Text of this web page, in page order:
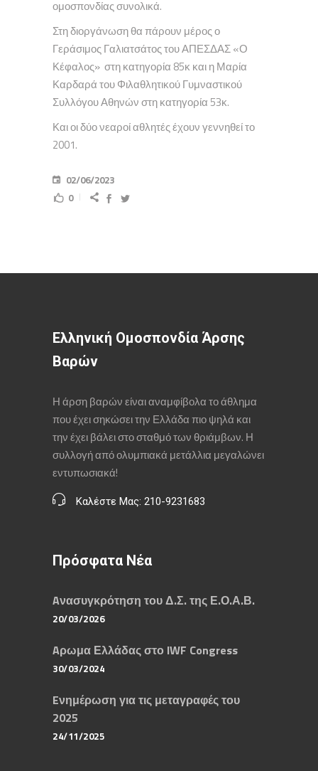
ομοσπονδίας συνολικά.
Στη διοργάνωση θα πάρουν μέρος ο
Γεράσιμος Γαλιατσάτος του ΑΠΕΣΔΑΣ «Ο
Κέφαλος» στη κατηγορία 85κ και η Μαρία
Καρδαρά του Φιλαθλητικού Γυμναστικού
Συλλόγου Αθηνών στη κατηγορία 53κ.
Και οι δύο νεαροί αθλητές έχουν γεννηθεί το
2001.
02/06/2023
0
Ελληνική Ομοσπονδία Άρσης
Βαρών
Η άρση βαρών είναι αναμφίβολα το άθλημα
που έχει σηκώσει την Ελλάδα πιο ψηλά και
την έχει βάλει στο σταθμό των θριάμβων. Η
συλλογή από ολυμπιακά μετάλλια μεγαλώνει
εντυπωσιακά!
Καλέστε Μας: 210-9231683
Πρόσφατα Νέα
Aνασυγκρότηση του Δ.Σ. της Ε.Ο.Α.Β.
20/03/2026
Aρωμα Ελλάδας στο IWF Congress
30/03/2024
Eνημέρωση για τις μεταγραφές του
2025
24/11/2025